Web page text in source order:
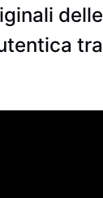
delle
tra